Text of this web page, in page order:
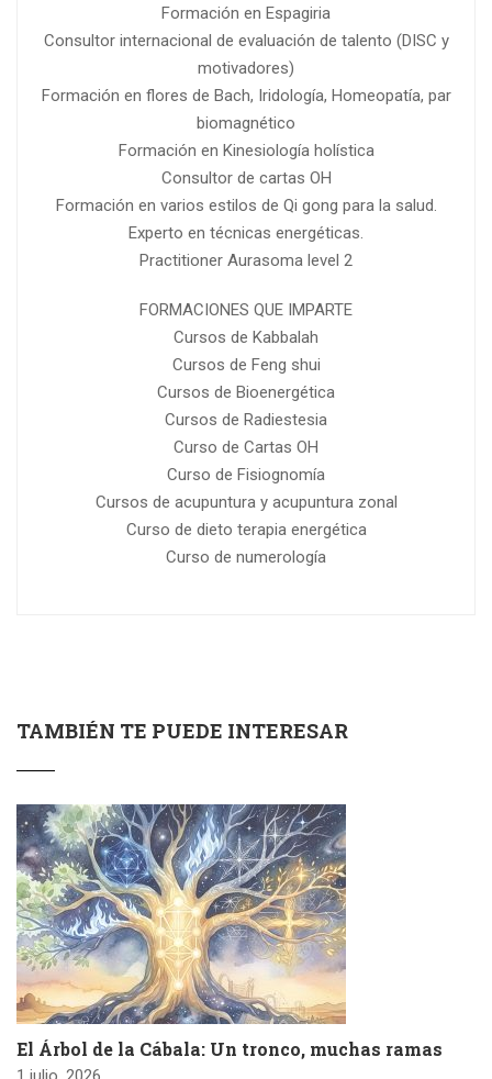
Formación en Espagiria
Consultor internacional de evaluación de talento (DISC y
motivadores)
Formación en flores de Bach, Iridología, Homeopatía, par
biomagnético
Formación en Kinesiología holística
Consultor de cartas OH
Formación en varios estilos de Qi gong para la salud.
Experto en técnicas energéticas.
Practitioner Aurasoma level 2
FORMACIONES QUE IMPARTE
Cursos de Kabbalah
Cursos de Feng shui
Cursos de Bioenergética
Cursos de Radiestesia
Curso de Cartas OH
Curso de Fisiognomía
Cursos de acupuntura y acupuntura zonal
Curso de dieto terapia energética
Curso de numerología
TAMBIÉN TE PUEDE INTERESAR
El Árbol de la Cábala: Un tronco, muchas ramas